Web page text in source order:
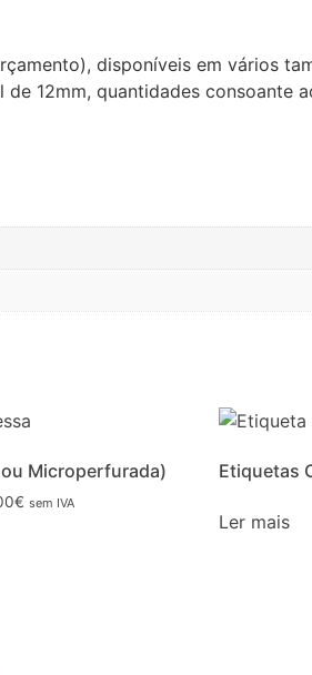
disponíveis em vários
12mm, quantidades consoante
Microperfurada)
€ sem IVA
Etiquetas
Ler mais